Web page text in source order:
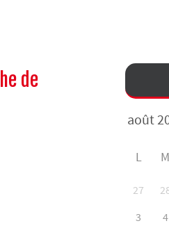
de
L M
27
3
4